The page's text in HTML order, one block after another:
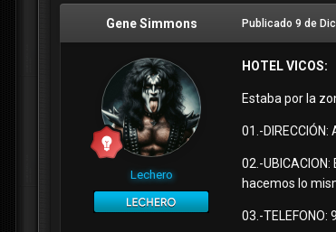
Gene Simmons
Lechero
Publicado 9 de
HOTEL VICOS:
Estaba por la
01.-
02.-
hacemos lo
03.-TELEFONO: